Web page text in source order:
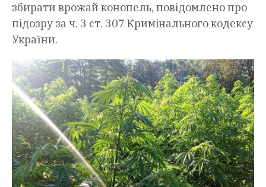
збирати врожай конопель, повідомлено про
підозру за ч. 3 ст. 307 Кримінального кодексу
України.